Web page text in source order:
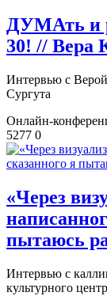
​ДУМАть и
30! // Вера
Интервью с
Сургута
Онлайн-
5277 0
«Через
пытаюсь
Интервью с
культурного